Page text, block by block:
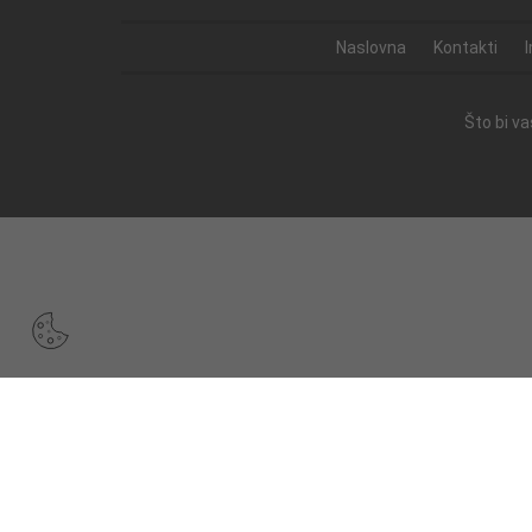
Naslovna Kontakti
Što bi